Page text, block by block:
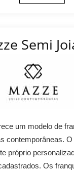
Semi
um modelo de
contemporâneas.
próprio
Os